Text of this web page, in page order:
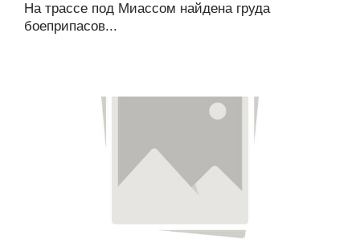
На трассе под Миассом найдена груда
боеприпасов...